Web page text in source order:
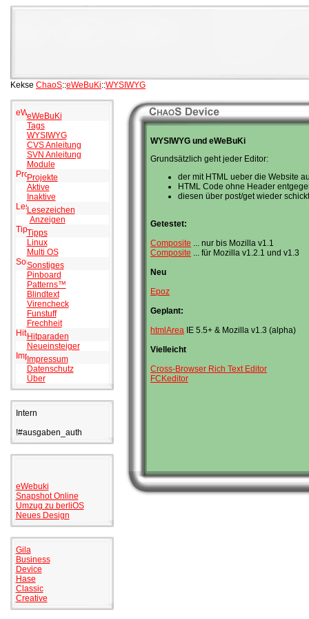
Kekse ChaoS::eWeBuKi::WYSIWYG
eWeBuKi
Tags
WYSIWYG
CVS Anleitung
SVN Anleitung
Module
Projekte
Aktive
Inaktive
Lesezeichen
Anzeigen
Tipps
Linux
Multi OS
Sonstiges
Pinboard
Patterns™
Blindtext
Virencheck
Funstuff
Frechheit
Hitparaden
Neueinsteiger
Impressum
Datenschutz
Über
Intern
!#ausgaben_auth
eWebuki
Snapshot Online
Umzug zu berliOS
Neues Design
Gila
Business
Device
Hase
Classic
Creative
WYSIWYG und eWeBuKi
Grundsätzlich geht jeder Editor:
der mit HTML ueber die Website
HTML Code ohne Header
diesen über post/get wieder schickt
Getestet:
Composite ... nur bis Mozilla v1.1
Composite ... für Mozilla v1.2.1 und v1.3
Neu
Epoz
Geplant:
htmlArea IE 5.5+ & Mozilla v1.3 (alpha)
Vielleicht
Cross-Browser Rich Text Editor
FCKeditor